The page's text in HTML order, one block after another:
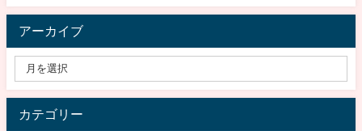
アーカイブ
カテゴリー